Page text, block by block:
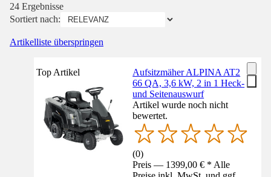
24 Ergebnisse
Sortiert nach:
Artikelliste überspringen
Top Artikel
Aufsitzmäher ALPINA AT2
66 QA, 3,6 kW, 2 in 1 Heck-
und Seitenauswurf
Artikel wurde noch nicht
bewertet.
(0)
Preis — 1399,00 € * Alle